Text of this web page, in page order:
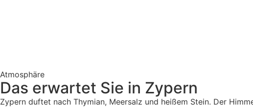
Atmosphäre
Das erwartet Sie in Zypern
Zypern duftet nach Thymian, Meersalz und heißem Stein. Der